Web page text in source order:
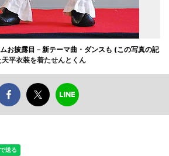
お披露目－新テーマ曲・ダンスも (この写真の記
平衣装を着たせんとくん